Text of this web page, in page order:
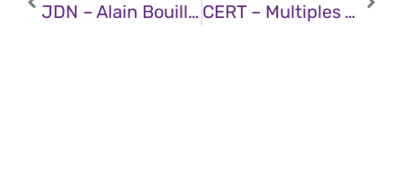
JDN – Alain Bouillé (Cesin) : « NIS 2 A Encore Besoin D’ajustements » CERT – Multiples Vulnérabilités Dans Les Produits HPE Aruba Networking (09 Avril 2025)